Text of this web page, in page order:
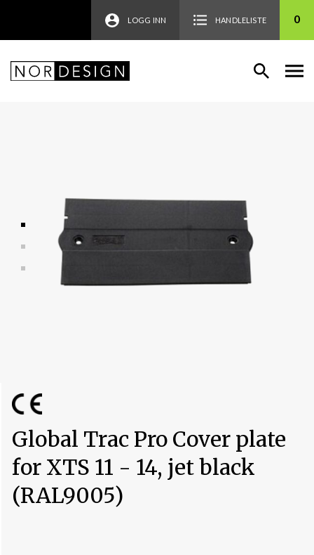
LOGG INN HANDLELISTE 0
Global Trac Pro Cover plate
for XTS 11 - 14, jet black
(RAL9005)